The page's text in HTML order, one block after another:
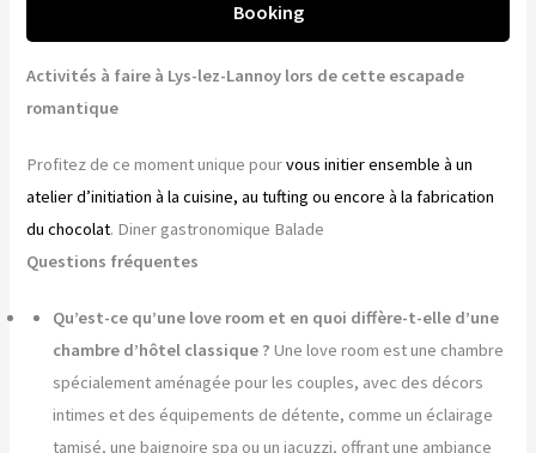
Booking
Activités à faire à Lys-lez-Lannoy lors de cette escapade
romantique
Profitez de ce moment unique pourvous initier ensemble à un
atelier d’initiation à la cuisine, au tufting ou encore à la fabrication
du chocolat. Diner gastronomique Balade
Questions fréquentes
Qu’est-ce qu’une love room et en quoi diffère-t-elle d’une
chambre d’hôtel classique ? Une love room est une chambre
spécialement aménagée pour les couples, avec des décors
intimes et des équipements de détente, comme un éclairage
tamisé, une baignoire spa ou un jacuzzi, offrant une ambiance